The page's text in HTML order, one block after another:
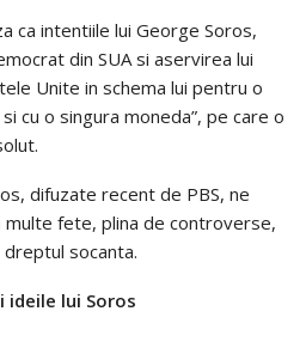
ca intentiile lui George Soros,
din SUA si aservirea lui
Unite in schema lui pentru o
cu o singura moneda”, pe care o
difuzate recent de PBS, ne
fete, plina de controverse,
socanta.
ideile lui Soros